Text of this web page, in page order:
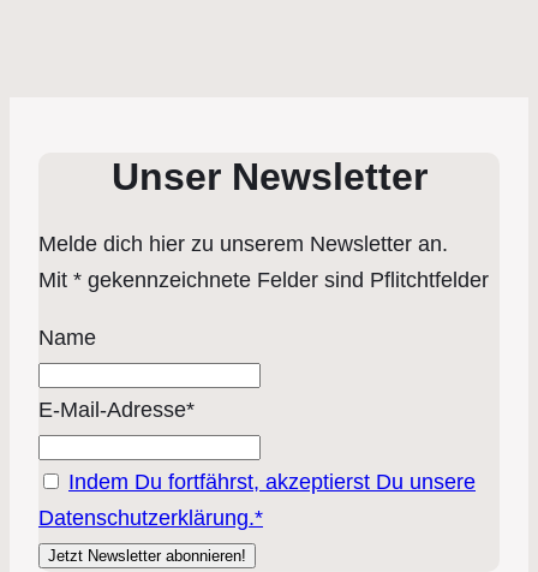
Unser Newsletter
Melde dich hier zu unserem Newsletter an.
Mit * gekennzeichnete Felder sind Pflitchtfelder
Name
E-Mail-Adresse*
Indem Du fortfährst, akzeptierst Du unsere
Datenschutzerklärung.*